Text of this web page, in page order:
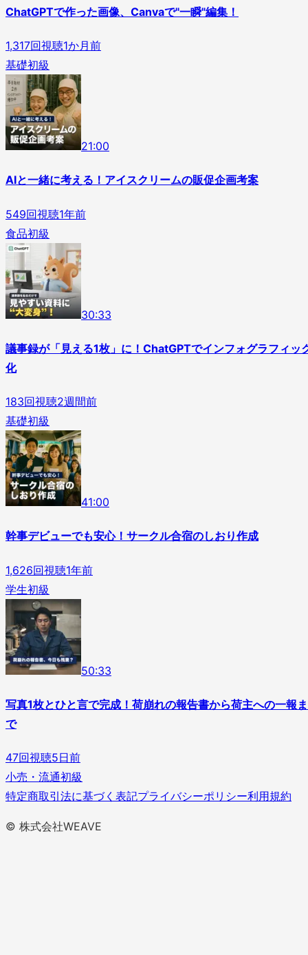
ChatGPTで作った画像、Canvaで"一瞬"編集！
1,317回視聴1か月前
基礎初級
21:00
AIと一緒に考える！アイスクリームの販促企画考案
549回視聴1年前
食品初級
30:33
議事録が「見える1枚」に！ChatGPTでインフォグラフィッ
化
183回視聴2週間前
基礎初級
41:00
幹事デビューでも安心！サークル合宿のしおり作成
1,626回視聴1年前
学生初級
50:33
写真1枚とひと言で完成！荷崩れの報告書から荷主への一報ま
で
47回視聴5日前
小売・流通初級
特定商取引法に基づく表記プライバシーポリシー利用規約
© 株式会社WEAVE